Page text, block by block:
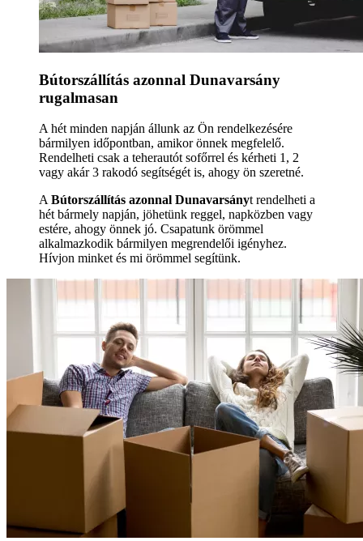
Bútorszállítás azonnal Dunavarsány
rugalmasan
A hét minden napján állunk az Ön rendelkezésére
bármilyen időpontban, amikor önnek megfelelő.
Rendelheti csak a teherautót sofőrrel és kérheti 1, 2
vagy akár 3 rakodó segítségét is, ahogy ön szeretné.
A Bútorszállítás azonnal Dunavarsányt rendelheti a
hét bármely napján, jöhetünk reggel, napközben vagy
estére, ahogy önnek jó. Csapatunk örömmel
alkalmazkodik bármilyen megrendelői igényhez.
Hívjon minket és mi örömmel segítünk.